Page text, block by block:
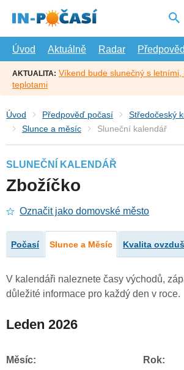
hlavní
Úvod
Aktuálně Radar
AKTUALITA: Víkend bude slunečný s
teplotami
Úvod Předpověď počasí Středočeský
Slunce a měsíc
Sluneční kalendář
SLUNEČNÍ KALENDÁŘ
Zbožíčko
Označit jako domovské město
Počasí Slunce a Měsíc Kvalita
V kalendáři naleznete časy východů,
důležité informace pro každý den v roce.
Leden 2026
Měsíc: Rok: